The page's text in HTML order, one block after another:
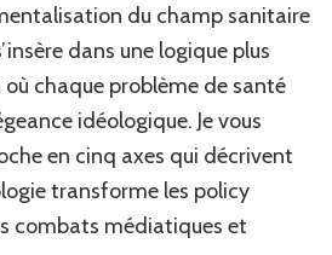
du champ sanitaire
dans une logique plus
chaque problème de santé
idéologique. Je vous
en cinq axes qui décrivent
transforme les policy
combats médiatiques et